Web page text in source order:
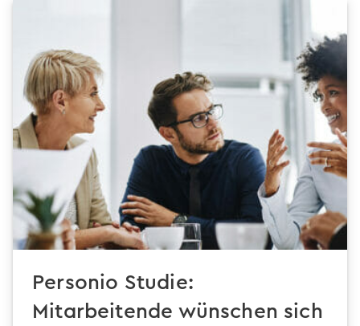
Personio Studie:
Mitarbeitende wünschen sich